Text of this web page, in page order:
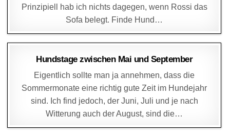
Prinzipiell hab ich nichts dagegen, wenn Rossi das
Sofa belegt. Finde Hund…
DAGMAR 23. JUNI 2016
Hundstage zwischen Mai und September
Eigentlich sollte man ja annehmen, dass die
Sommermonate eine richtig gute Zeit im Hundejahr
sind. Ich find jedoch, der Juni, Juli und je nach
Witterung auch der August, sind die…